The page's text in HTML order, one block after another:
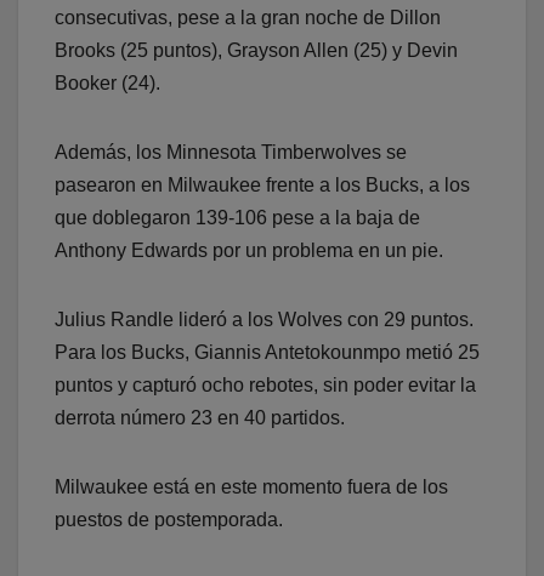
consecutivas, pese a la gran noche de Dillon
Brooks (25 puntos), Grayson Allen (25) y Devin
Booker (24).
Además, los Minnesota Timberwolves se
pasearon en Milwaukee frente a los Bucks, a los
que doblegaron 139-106 pese a la baja de
Anthony Edwards por un problema en un pie.
Julius Randle lideró a los Wolves con 29 puntos.
Para los Bucks, Giannis Antetokounmpo metió 25
puntos y capturó ocho rebotes, sin poder evitar la
derrota número 23 en 40 partidos.
Milwaukee está en este momento fuera de los
puestos de postemporada.